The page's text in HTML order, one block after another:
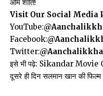
ओम शांति!
Visit Our Social Media
YouTube:
Facebook:
Twitter:
इसे भी पढ़े: Sikandar Movie
दूसरे ही दिन सलमान खान की फिल्म